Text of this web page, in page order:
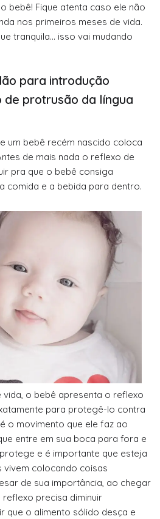
bebê! Fique atenta caso ele não
nos primeiros meses de vida.
tranquila… isso vai mudando
para introdução
protrusão da língua
um bebê recém nascido coloca
de mais nada o reflexo de
pra que o bebê consiga
comida e a bebida para dentro.
vida, o bebê apresenta o reflexo
para protegê-lo contra
o movimento que ele faz ao
entre em sua boca para fora e
e é importante que esteja
vivem colocando coisas
de sua importância, ao chegar
precisa diminuir
que o alimento sólido desça e